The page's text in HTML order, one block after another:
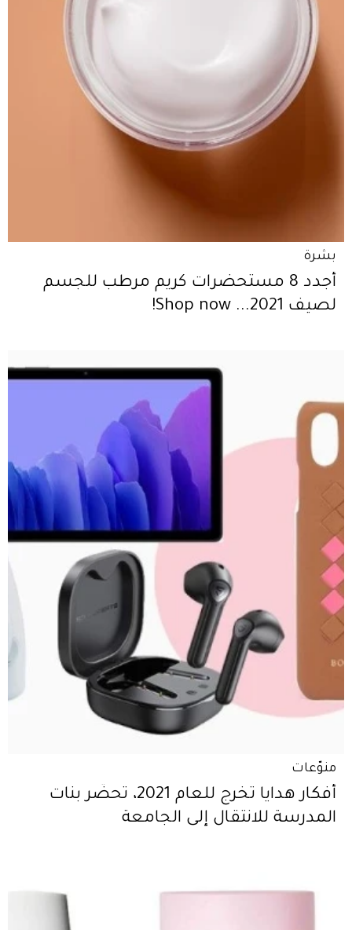
بشرة
أجدد 8 مستحضرات كريم مرطب للجسم
لصيف 2021... Shop now!
منوّعات
أفكار هدايا تخرج للعام 2021، تحضّر بنات
المدرسة للانتقال إلى الجامعة